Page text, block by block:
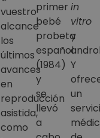
vuestro
alcance
los
últimos
avances
en
reproducción
asistida,
como
primer
bebé
probeta
español
(1984)
y
se
llevó
a
in
vitro
y
Y
un